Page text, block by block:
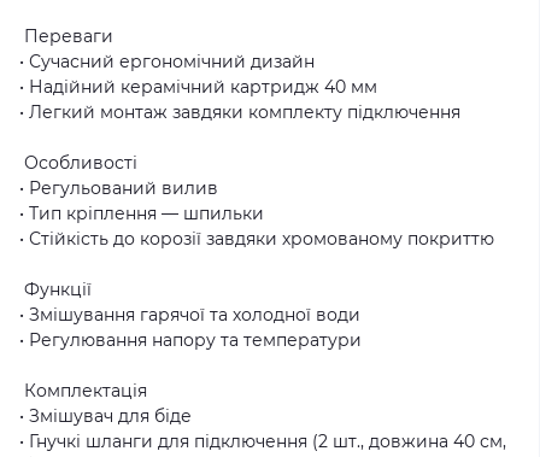
Переваги
• Сучасний ергономічний дизайн
• Надійний керамічний картридж 40 мм
• Легкий монтаж завдяки комплекту підключення
Особливості
• Регульований вилив
• Тип кріплення — шпильки
• Стійкість до корозії завдяки хромованому покриттю
Функції
• Змішування гарячої та холодної води
• Регулювання напору та температури
Комплектація
• Змішувач для біде
• Гнучкі шланги для підключення (2 шт., довжина 40 см,